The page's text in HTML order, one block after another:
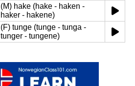
(M) hake (hake - haken -
haker - hakene)
(F) tunge (tunge - tunga -
tunger - tungene)